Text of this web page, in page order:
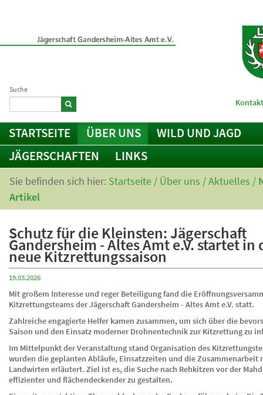
Suche
STARTSEITE ÜBER UNS
WILD UND JAGD
JÄGERSCHAFTEN
LINKS
Sie befinden sich hier: Startseite / Über uns /Aktuelles /
Artikel
Schutz für die Kleinsten: Jägerschaft
Gandersheim - Altes Amt e.V. startet in
neue Kitzrettungssaison
19.03.2026
Mit großem Interesse und reger Beteiligung fand die
Kitzrettungsteams der Jägerschaft Gandersheim - Altes Amt e.V. statt.
Zahlreiche engagierte Helfer kamen zusammen, um sich über die
Saison und den Einsatz moderner Drohnentechnik zur Kitzrettung zu
Im Mittelpunkt der Veranstaltung stand Organisation des
wurden die geplanten Abläufe, Einsatzzeiten und die Zusammenarbeit
Landwirten erläutert. Ziel ist es, die Suche nach Rehkitzen vor der
effizienter und flächendeckender zu gestalten.